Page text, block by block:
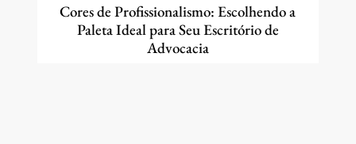
Cores de Profissionalismo: Escolhendo a
Paleta Ideal para Seu Escritório de
Advocacia